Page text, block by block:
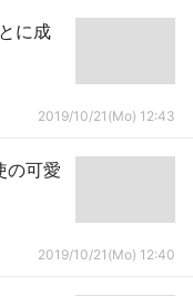
に成
2019/10/21(Mo) 12:43
の可愛
2019/10/21(Mo) 12:40